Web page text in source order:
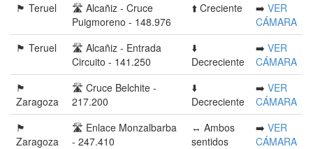
🏴󠁭󠁶󠁳󠁣󠁿 Teruel
🛣️ Alcañiz - Cruce
Puigmoreno - 148.976
⬆️ Creciente ➡️ VER
CÁMARA
🏴󠁭󠁶󠁳󠁣󠁿 Teruel
🛣️ Alcañiz - Entrada
Circuito - 141.250
⬇️
Decreciente
➡️ VER
CÁMARA
🏴󠁭󠁶󠁳󠁣󠁿
Zaragoza
🛣️ Cruce Belchite -
217.200
⬇️
Decreciente
➡️ VER
CÁMARA
🏴󠁭󠁶󠁳󠁣󠁿
Zaragoza
🛣️ Enlace Monzalbarba
- 247.410
↔️ Ambos
sentidos
➡️ VER
CÁMARA